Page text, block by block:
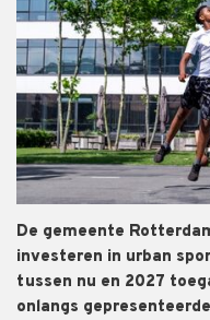
De gemeente
investeren in urban
tussen nu en 2027
onlangs